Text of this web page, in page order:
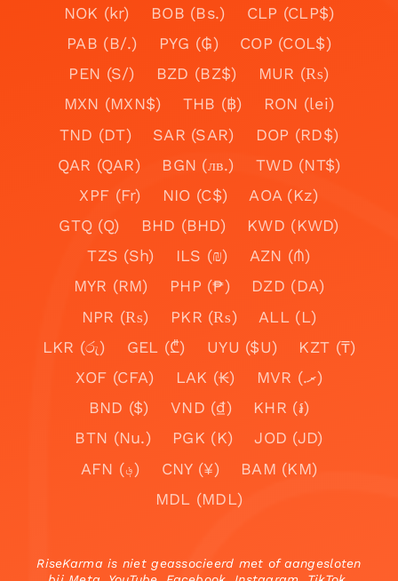
NOK (kr)
BOB (Bs.)
CLP (CLP$)
PAB (B/.)
PYG (₲)
COP (COL$)
PEN (S/)
BZD (BZ$)
MUR (₨)
MXN (MXN$)
THB (฿)
RON (lei)
TND (DT)
SAR (SAR)
DOP (RD$)
QAR (QAR)
BGN (лв.)
TWD (NT$)
XPF (Fr)
NIO (C$)
AOA (Kz)
GTQ (Q)
BHD (BHD)
KWD (KWD)
TZS (Sh)
ILS (₪)
AZN (₼)
MYR (RM)
PHP (₱)
DZD (DA)
NPR (₨)
PKR (₨)
ALL (L)
LKR (රු)
GEL (₾) UYU ($U)
KZT (₸)
XOF (CFA)
LAK (₭)
MVR (.ރ)
BND ($)
VND (₫)
KHR (៛)
BTN (Nu.)
PGK (K)
JOD (JD)
AFN (؋)
CNY (¥)
BAM (KM)
MDL (MDL)
RiseKarma is niet geassocieerd met of aangesloten